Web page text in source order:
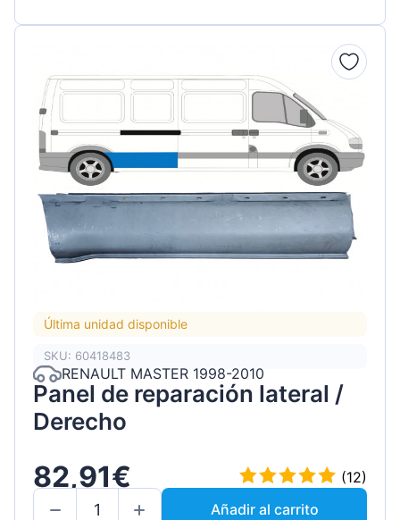
Última unidad disponible
SKU: 60418483
RENAULT MASTER 1998-2010
Panel de reparación lateral /
Derecho
82,91€
(12)
Añadir al carrito